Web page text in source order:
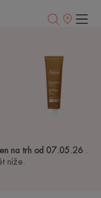
Prodejní
na trh od 07.05.26
níže.